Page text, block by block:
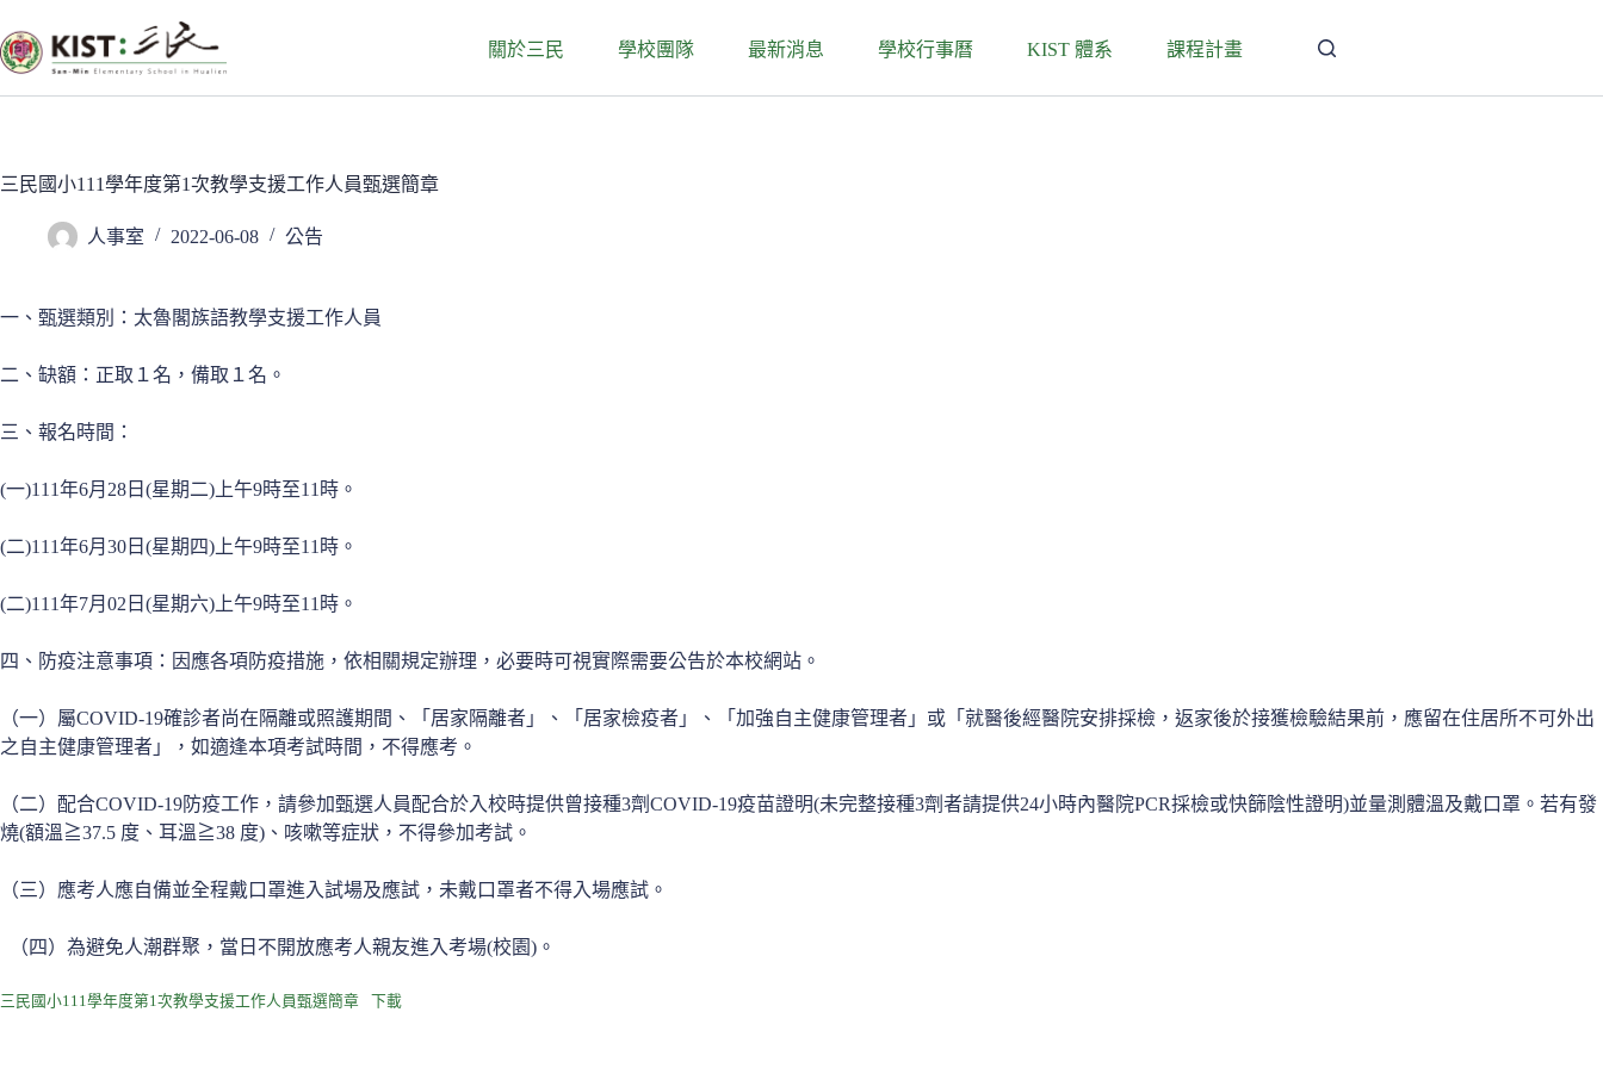
至
主
要
關於三民 學校團隊 最新消息 學校行事曆 KIST 體系 課程計畫
三民國小111學年度第1次教學支援工作人員甄選簡章
人事室 2022-06-08 公告
一、甄選類別：太魯閣族語教學支援工作人員
二、缺額：正取１名，備取１名。
三、報名時間：
(一)111年6月28日(星期二)上午9時至11時。
(二)111年6月30日(星期四)上午9時至11時。
(二)111年7月02日(星期六)上午9時至11時。
四、防疫注意事項：因應各項防疫措施，依相關規定辦理，必要時可視實際需要公告於本校網站。
（一）屬COVID-19確診者尚在隔離或照護期間、「居家隔離者」、「居家檢疫者」、「加強自主健康管理者」或「就醫後經醫院安排採檢，返家後於接獲檢驗結果前，應留在住居所不可外出
之自主健康管理者」，如適逢本項考試時間，不得應考。
（二）配合COVID-19防疫工作，請參加甄選人員配合於入校時提供曾接種3劑COVID-19疫苗證明(未完整接種3劑者請提供24小時內醫院PCR採檢或快篩陰性證明)並量測體溫及戴口罩。若有發
燒(額溫≧37.5 度、耳溫≧38 度)、咳嗽等症狀，不得參加考試。
（三）應考人應自備並全程戴口罩進入試場及應試，未戴口罩者不得入場應試。
（四）為避免人潮群聚，當日不開放應考人親友進入考場(校園)。
三民國小111學年度第1次教學支援工作人員甄選簡章 下載